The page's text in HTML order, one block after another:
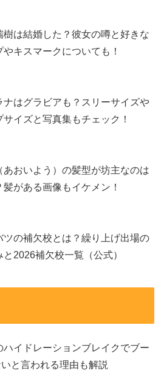
樹は結婚した？彼女の噂と好きな
やキスマークについても！
ナはグラビアも？スリーサイズや
サイズと写真集もチェック！
あおいよう）の髪型が坊主なのは
髪がある画像もイケメン！
ツの補欠校とは？繰り上げ出場の
と2026補欠校一覧（公式）
ハイドレーションブレイクでブー
と言われる理由も解説